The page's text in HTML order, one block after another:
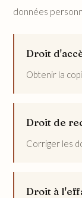
données
Droit
Obtenir la
Droit de
Corriger les
Droit à